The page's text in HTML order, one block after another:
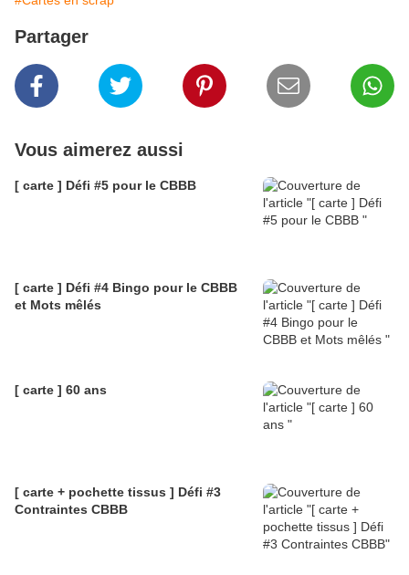
Partager
Vous aimerez aussi
[ carte ] Défi #5 pour le CBBB
[ carte ] Défi #4 Bingo pour le CBBB
et Mots mêlés
[ carte ] 60 ans
[ carte + pochette tissus ] Défi #3
Contraintes CBBB